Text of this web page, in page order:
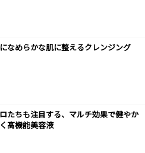
なめらかな肌に整えるクレンジング
たちも注目する、マルチ効果で健やか
高機能美容液